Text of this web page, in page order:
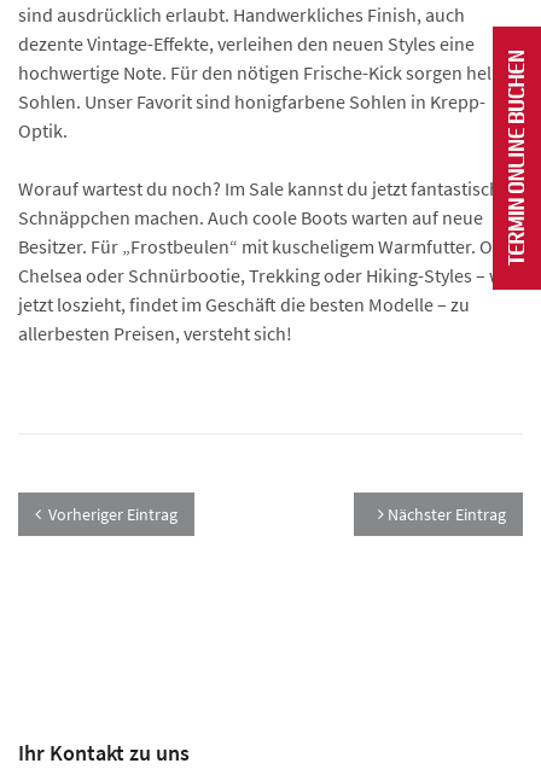
sind ausdrücklich erlaubt. Handwerkliches Finish, auch
dezente Vintage-Effekte, verleihen den neuen Styles eine
hochwertige Note. Für den nötigen Frische-Kick sorgen helle
Sohlen. Unser Favorit sind honigfarbene Sohlen in Krepp-
Optik.
Worauf wartest du noch? Im Sale kannst du jetzt fantastische
Schnäppchen machen. Auch coole Boots warten auf neue
Besitzer. Für „Frostbeulen“ mit kuscheligem Warmfutter. Ob
Chelsea oder Schnürbootie, Trekking oder Hiking-Styles – wer
jetzt loszieht, findet im Geschäft die besten Modelle – zu
allerbesten Preisen, versteht sich!
Vorheriger Eintrag Nächster Eintrag
Ihr Kontakt zu uns